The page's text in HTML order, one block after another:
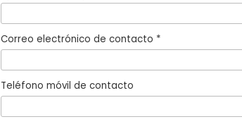
Correo electrónico de contacto *
Teléfono móvil de contacto